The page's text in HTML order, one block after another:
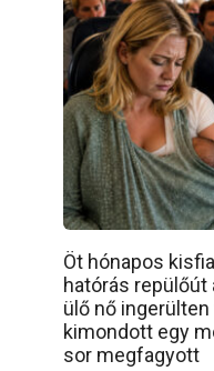
Öt hónapos
hatórás
ülő nő
kimondott egy
sor megfagyott